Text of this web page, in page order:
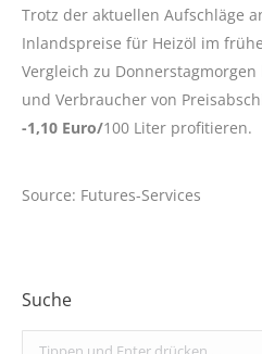
Trotz der aktuellen Aufschläge
Inlandspreise für Heizöl im
Vergleich zu
und Verbraucher von
-1,10 Euro/100 Liter profitieren.
Source: Futures-Services
Suche
Search: